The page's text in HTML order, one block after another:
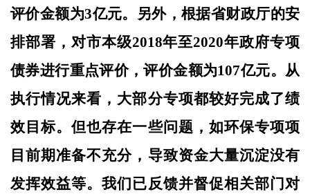
评价金额为3亿元。另外，根据省财政厅的安
排部署，对市本级2018年至2020年政府专项
债券进行重点评价，评价金额为107亿元。从
执行情况来看，大部分专项都较好完成了绩
效目标。但也存在一些问题，如环保专项项
目前期准备不充分，导致资金大量沉淀没有
发挥效益等。我们已反馈并督促相关部门对